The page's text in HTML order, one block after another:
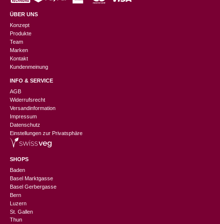
ÜBER UNS
Konzept
Produkte
Team
Marken
Kontakt
Kundenmeinung
INFO & SERVICE
AGB
Widerrufsrecht
Versandinformation
Impressum
Datenschutz
Einstellungen zur Privatsphäre
SHOPS
Baden
Basel Marktgasse
Basel Gerbergasse
Bern
Luzern
St. Gallen
Thun